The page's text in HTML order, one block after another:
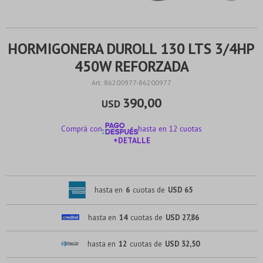
HORMIGONERA DUROLL 130 LTS 3/4HP
450W REFORZADA
86200977-86200977
USD 390,00
Comprá con
hasta en 12 cuotas
+DETALLE
hasta en 6 cuotas de USD 65
hasta en 14 cuotas de USD 27,86
hasta en 12 cuotas de USD 32,50